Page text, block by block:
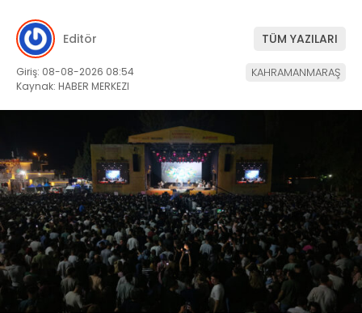
Editör TÜM YAZILARI
Giriş: 08-08-2026 08:54
Kaynak: HABER MERKEZI
KAHRAMANMARAŞ